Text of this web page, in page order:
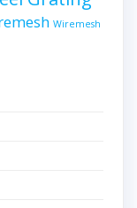
Wiremesh